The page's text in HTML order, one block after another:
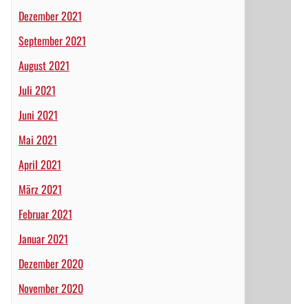
Dezember 2021
September 2021
August 2021
Juli 2021
Juni 2021
Mai 2021
April 2021
März 2021
Februar 2021
Januar 2021
Dezember 2020
November 2020